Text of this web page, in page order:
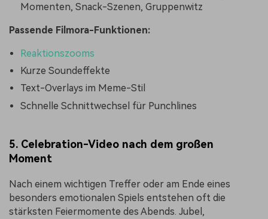
Momenten, Snack-Szenen, Gruppenwitz
Passende Filmora-Funktionen:
Reaktionszooms
Kurze Soundeffekte
Text-Overlays im Meme-Stil
Schnelle Schnittwechsel für Punchlines
5. Celebration-Video nach dem großen
Moment
Nach einem wichtigen Treffer oder am Ende eines
besonders emotionalen Spiels entstehen oft die
stärksten Feiermomente des Abends. Jubel,